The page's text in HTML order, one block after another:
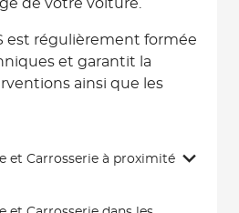
de votre voiture.
est régulièrement formée
et garantit la
ainsi que les
et Carrosserie à proximité